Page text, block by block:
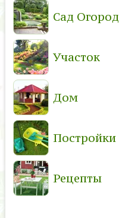
Сад Огород
Участок
Дом
Постройки
Рецепты